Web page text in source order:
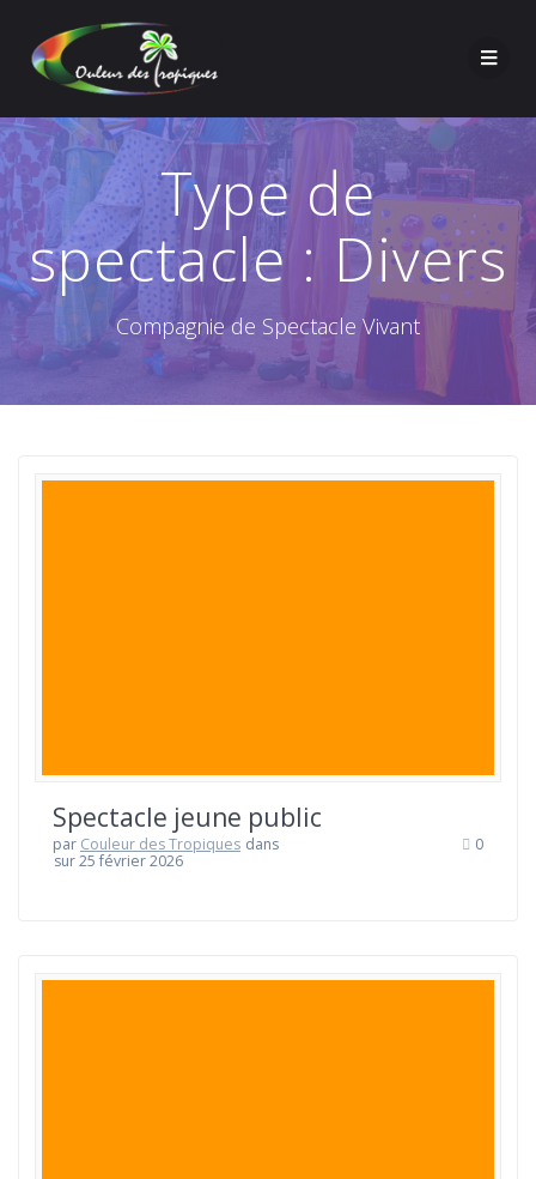
Type de
spectacle : Divers
Compagnie de Spectacle Vivant
Spectacle jeune public
par Couleur des Tropiques dans
sur 25 février 2026
0